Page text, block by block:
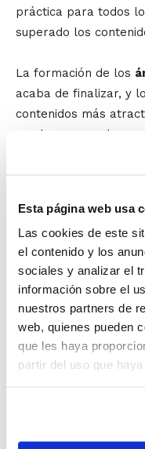
Esta página web usa
Las cookies de este
el contenido y los
sociales y analizar el
información sobre el
nuestros partners de
web, quienes pueden
que les haya
partir del uso que
práctica para todos
superado los
La formación de los
acaba de finalizar, y
contenidos más
son los que se
la colocación,
árbitrostodavía
contenidos antes de
teórico y poder
supervisión de los
Cuando todos los
también superen la
al Comité Técnico
realizar la
Formación Continua